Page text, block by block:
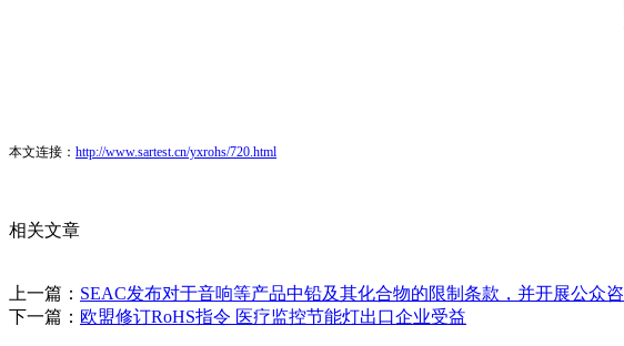
本文连接： http://www.sartest.cn/yxrohs/720.html
相关文章
上一篇： SEAC发布对于音响等产品中铅及其化合物的限制条款，并开展公众咨
下一篇： 欧盟修订RoHS指令 医疗监控节能灯出口企业受益